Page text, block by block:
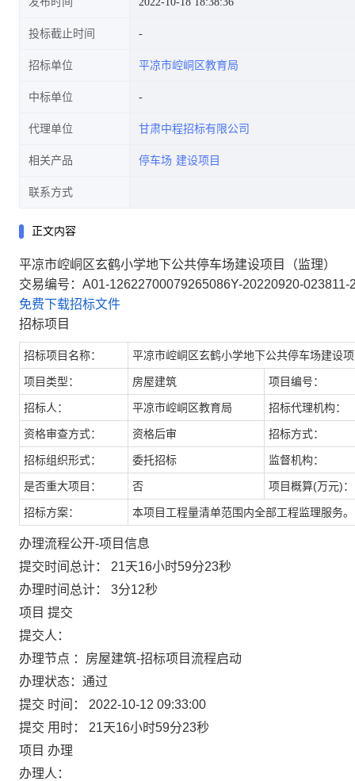
投标截止时间
招标单位 平凉市崆峒区教育局
中标单位
代理单位 甘肃中程招标有限公司
相关产品 停车场 建设项目
联系方式
正文内容
平凉市崆峒区玄鹤小学地下公共停车场建设项目（监理）
交易编号：A01-12622700079265086Y-20220920-023811-
免费下载招标文件
招标项目
招标项目名称： 平凉市崆峒区玄鹤小学地下公共停车场建设
项目类型： 房屋建筑 项目编号：
招标人： 平凉市崆峒区教育局 招标代理机构：
资格审查方式： 资格后审 招标方式：
招标组织形式： 委托招标 监督机构：
是否重大项目： 否 项目概算(万元)：
招标方案： 本项目工程量清单范围内全部工程监理服务。
办理流程公开-项目信息
提交时间总计： 21天16小时59分23秒
办理时间总计： 3分12秒
项目 提交
提交人：
办理节点 ： 房屋建筑-招标项目流程启动
办理状态： 通过
提交 时间： 2022-10-12 09:33:00
提交 用时： 21天16小时59分23秒
项目 办理
办理人：